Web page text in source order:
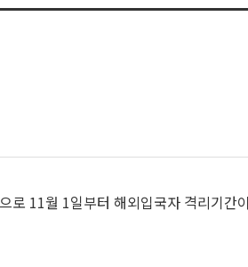
로 11월 1일부터 해외입국자 격리기간